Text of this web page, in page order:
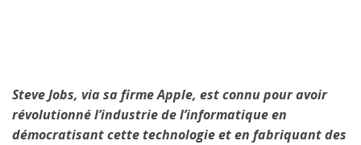
Steve Jobs, via sa firme Apple, est connu pour avoir
révolutionné l’industrie de l’informatique en
démocratisant cette technologie et en fabriquant des